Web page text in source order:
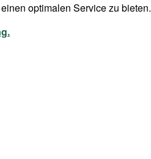
optimalen Service zu bieten.